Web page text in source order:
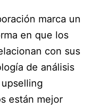
marca un
en que los
con sus
de análisis
están mejor